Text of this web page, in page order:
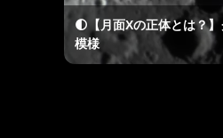
🌓【月面Xの正体とは？
模様